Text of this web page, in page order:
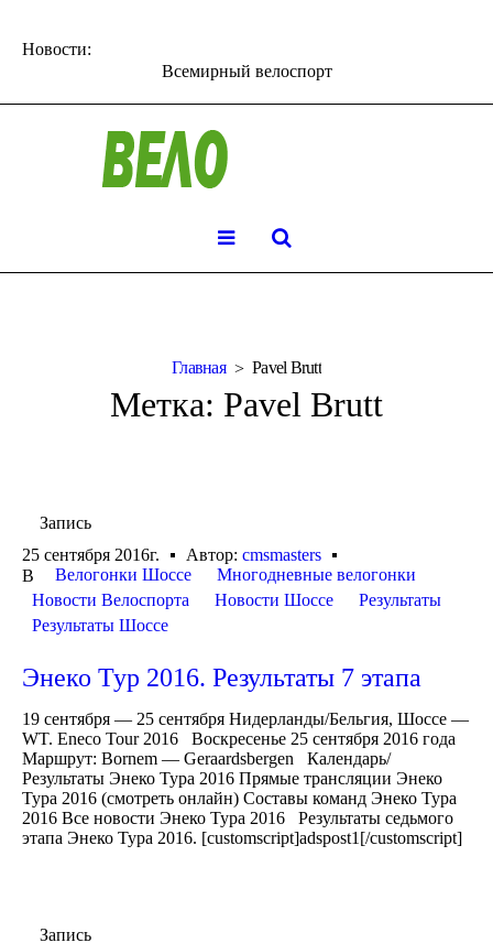
Новости:
Всемирный велоспорт
Главная Pavel Brutt
Метка: Pavel Brutt
Запись
25 сентября 2016г.
Автор: cmsmasters
В
Велогонки Шоссе
Многодневные велогонки
Новости Велоспорта
Новости Шоссе
Результаты
Результаты Шоссе
Энеко Тур 2016. Результаты 7 этапа
19 сентября — 25 сентября Нидерланды/Бельгия, Шоссе —
WT. Eneco Tour 2016 Воскресенье 25 сентября 2016 года
Маршрут: Bornem — Geraardsbergen Календарь/
Результаты Энеко Тура 2016 Прямые трансляции Энеко
Тура 2016 (смотреть онлайн) Составы команд Энеко Тура
2016 Все новости Энеко Тура 2016 Результаты седьмого
этапа Энеко Тура 2016. [customscript]adspost1[/customscript]
Запись